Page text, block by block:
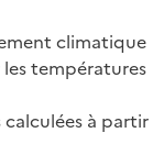
climatique
températures
à partir